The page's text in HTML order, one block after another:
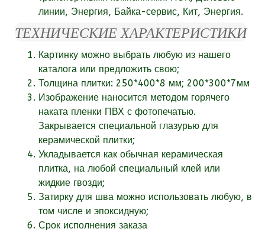
линии, Энергия, Байка-сервис, Кит, Энергия.
ТЕХНИЧЕСКИЕ ХАРАКТЕРИСТИКИ
Картинку можно выбрать любую из нашего
каталога или предложить свою;
Толщина плитки: 250*400*8 мм; 200*300*7мм
Изображение наносится методом горячего
наката пленки ПВХ с фотопечатью.
Закрывается специальной глазурью для
керамической плитки;
Укладывается как обычная керамическая
плитка, на любой специальный клей или
жидкие гвозди;
Затирку для шва можно использовать любую, в
том числе и эпоксидную;
Срок исполнения заказа